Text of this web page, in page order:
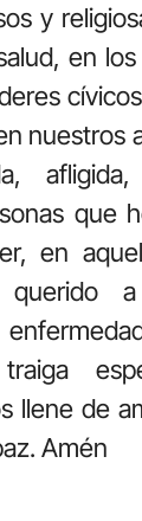
y
en
nuestros
que
en
llene de
Amén